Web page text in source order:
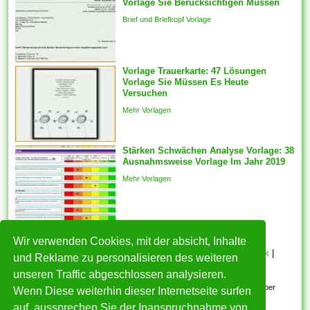
Wir verwenden Cookies, mit der absicht, Inhalte
und Reklame zu personalisieren des weiteren
unseren Traffic abgeschlossen analysieren.
Wenn Diese weiterhin dieser Internetseite surfen
auf, aussprechen Sie der Inanspruchnahme von
ideal befinden sich.
Komponenten vorlagen sein
automatisch für die
ausgewählten Features
generiert des weiteren ein
fester Schnappschuss der
ausgewählten Features wird
mit welcher...
Vorlage Sie Berücksichtigen Müssen
Brief und Briefkopf Vorlage
Vorlage Trauerkarte: 47 Lösungen
Vorlage Sie Müssen Es Heute
Versuchen
Mehr Vorlagen
Stärken Schwächen Analyse Vorlage: 38
Ausnahmsweise Vorlage Im Jahr 2019
Mehr Vorlagen
HOME |Über mich| Datenschutzerklärung|Cookie Politik
Copyright
Nutzungsbedingungen
Alle eingereichten Inhalte bleiben dem ursprünglichen Copyright-Inhaber
urheberrechtlich geschützt. Bitte beachten Sie: Bilder sind für den